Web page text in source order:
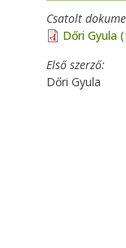
Csatolt
Dőri Gyula
Első szerző
Dőri Gyula